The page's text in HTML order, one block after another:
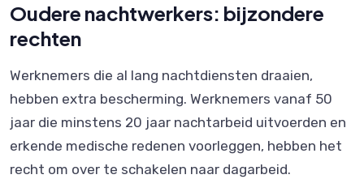
Oudere nachtwerkers: bijzondere
rechten
Werknemers die al lang nachtdiensten draaien,
hebben extra bescherming. Werknemers vanaf 50
jaar die minstens 20 jaar nachtarbeid uitvoerden en
erkende medische redenen voorleggen, hebben het
recht om over te schakelen naar dagarbeid.